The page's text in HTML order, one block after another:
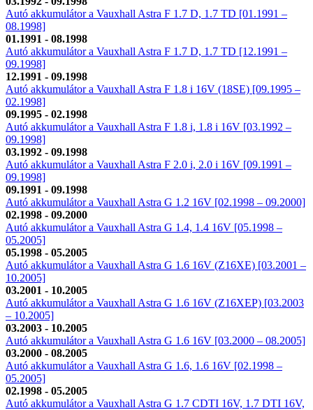
Autó akkumulátor a Vauxhall Astra F 1.7 D, 1.7 TD [01.1991 –
08.1998]
01.1991 - 08.1998
Autó akkumulátor a Vauxhall Astra F 1.7 D, 1.7 TD [12.1991 –
09.1998]
12.1991 - 09.1998
Autó akkumulátor a Vauxhall Astra F 1.8 i 16V (18SE) [09.1995 –
02.1998]
09.1995 - 02.1998
Autó akkumulátor a Vauxhall Astra F 1.8 i, 1.8 i 16V [03.1992 –
09.1998]
03.1992 - 09.1998
Autó akkumulátor a Vauxhall Astra F 2.0 i, 2.0 i 16V [09.1991 –
09.1998]
09.1991 - 09.1998
Autó akkumulátor a Vauxhall Astra G 1.2 16V [02.1998 – 09.2000]
02.1998 - 09.2000
Autó akkumulátor a Vauxhall Astra G 1.4, 1.4 16V [05.1998 –
05.2005]
05.1998 - 05.2005
Autó akkumulátor a Vauxhall Astra G 1.6 16V (Z16XE) [03.2001 –
10.2005]
03.2001 - 10.2005
Autó akkumulátor a Vauxhall Astra G 1.6 16V (Z16XEP) [03.2003
– 10.2005]
03.2003 - 10.2005
Autó akkumulátor a Vauxhall Astra G 1.6 16V [03.2000 – 08.2005]
03.2000 - 08.2005
Autó akkumulátor a Vauxhall Astra G 1.6, 1.6 16V [02.1998 –
05.2005]
02.1998 - 05.2005
Autó akkumulátor a Vauxhall Astra G 1.7 CDTI 16V, 1.7 DTI 16V,